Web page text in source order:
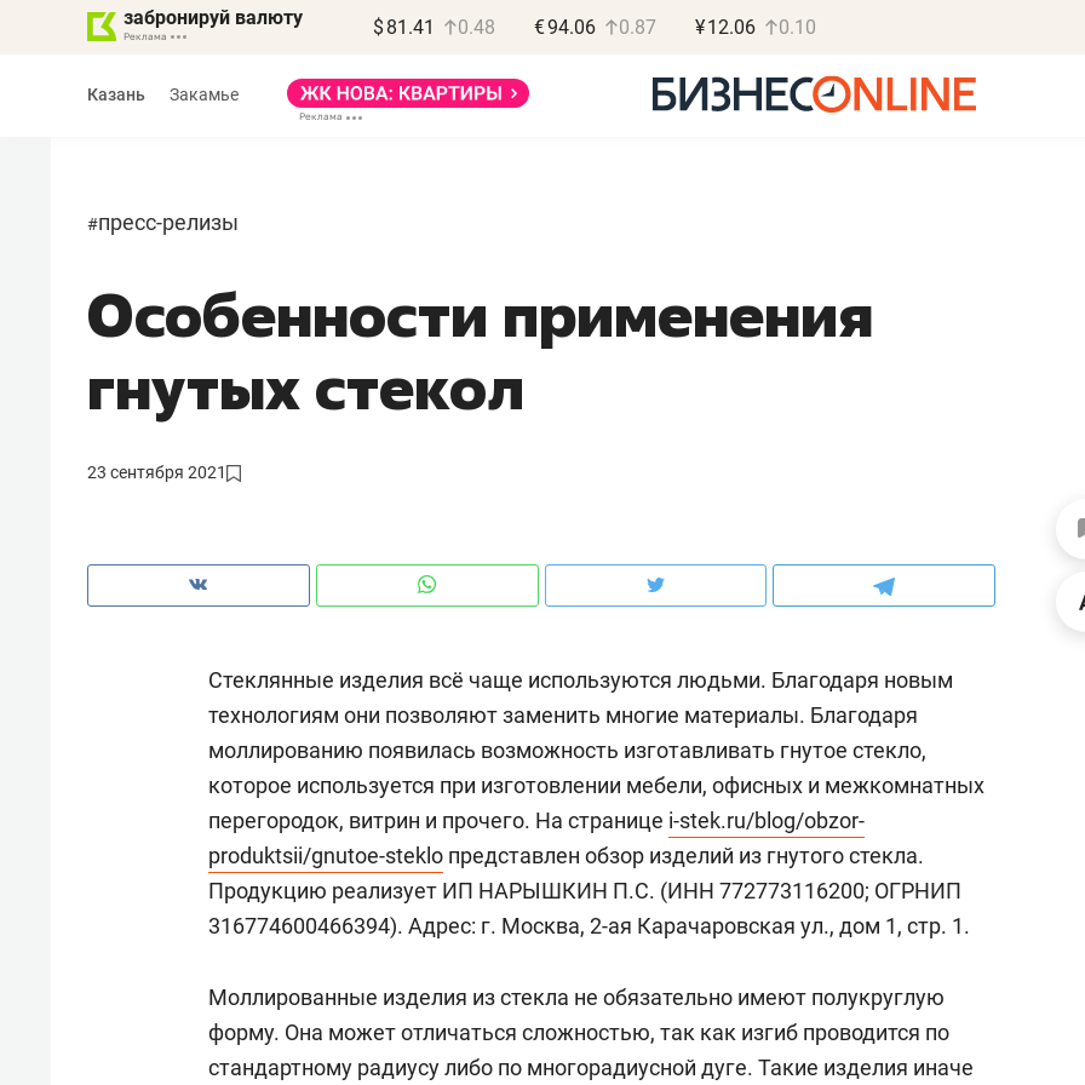
забронируй валюту $ 81.41 0.48 €94.06 0.87 ¥12.06 0.10
Казань Закамье
#пресс-релизы
Особенности применения
гнутых стекол
23 сентября 2021
Стеклянные изделия всё чаще используются людьми. Благодаря новым
технологиям они позволяют заменить многие материалы. Благодаря
моллированию появилась возможность изготавливать гнутое стекло,
которое используется при изготовлении мебели, офисных и межкомнатных
перегородок, витрин и прочего. На странице i-stek.ru/blog/obzor-
produktsii/gnutoe-steklo представлен обзор изделий из гнутого стекла.
Продукцию реализует ИП НАРЫШКИН П.С. (ИНН 772773116200; ОГРНИП
316774600466394). Адрес: г. Москва, 2-ая Карачаровская ул., дом 1, стр. 1.
Моллированные изделия из стекла не обязательно имеют полукруглую
форму. Она может отличаться сложностью, так как изгиб проводится по
стандартному радиусу либо по многорадиусной дуге. Такие изделия иначе
Василь Мазитов
МАРТ
«Не зная местных
рынки, почему надо знать аксакалов и
чем интересен Оман?
Роман Ободец
«Готовые решения»
о трехкратном росте цен, дотошных
клиентах и чудных запросах мастеров
Наследница бизнеса по
школьной формы о
налогах и развитии без
Как ГК «МИР ГРУПП» и ВТБ
создают оазис жилого
комфорта под Казанью
150 камер до квартиры и Face
ID вместо ключа: какой будет
безопасность в ЖК «Нова»
природе, работа
с ментальным и